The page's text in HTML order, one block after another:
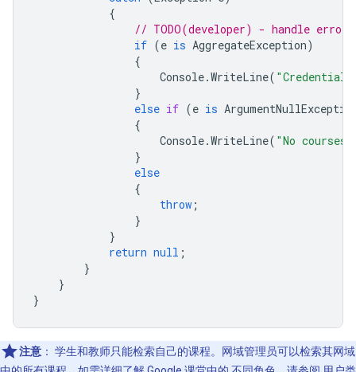
{
// TODO(developer) - handle error
if (e is AggregateException)
{
Console.WriteLine( "Credential
}
else if (e is
{
Console.WriteLine( "No courses
}
else
{
throw ;
}
}
return null ;
}
}
}
注意 ： 学生和教师只能检索自己的课程。网域管理员可以检索其网域